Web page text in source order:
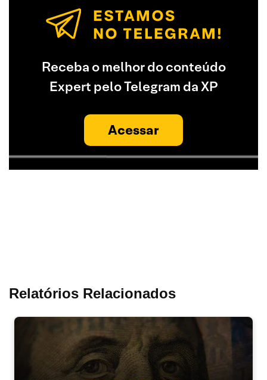
Receba o melhor do conteúdo
Expert pelo Telegram da XP
Acessar
Relatórios Relacionados